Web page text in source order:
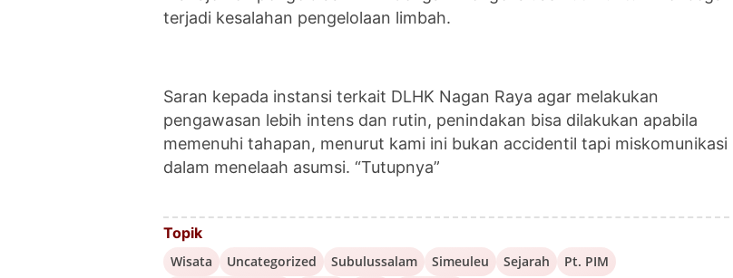
terjadi kesalahan pengelolaan limbah.
‎Saran kepada instansi terkait DLHK Nagan Raya agar melakukan
pengawasan lebih intens dan rutin, penindakan bisa dilakukan apabila
memenuhi tahapan, menurut kami ini bukan accidentil tapi miskomunikasi
dalam menelaah asumsi. “Tutupnya”
Topik
Wisata Uncategorized Subulussalam Simeuleu Sejarah Pt. PIM